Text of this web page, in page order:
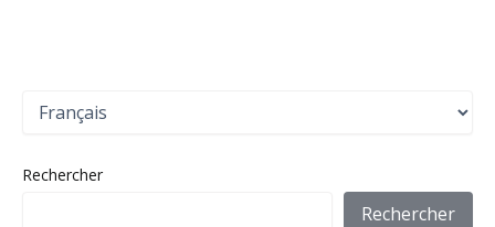
i
s
Rechercher
Rechercher